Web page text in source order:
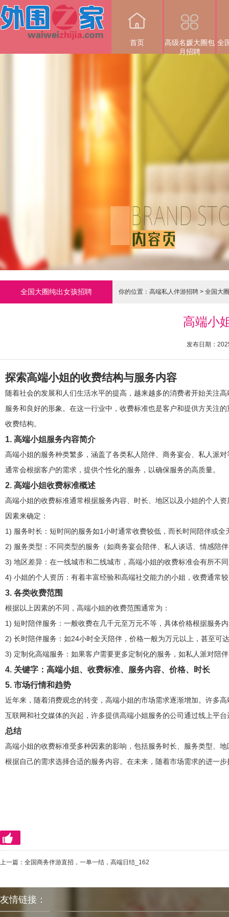
首页
高级名媛大圈包
月招聘
全
全国大圈纯出女孩招聘 你的位置： 高端私人伴游招聘 > 全国大
高端小
发布日期：
探索高端小姐的收费结构与服务内容
随着社会的发展和人们生活水平的提高，越来越多的消费者开始关注
服务和良好的形象。在这一行业中，收费标准也是客户和提供方关注
收费结构。
1. 高端小姐服务内容简介
高端小姐的服务种类繁多，涵盖了各类私人陪伴、商务宴会、私人派
通常会根据客户的需求，提供个性化的服务，以确保服务的高质量。
2. 高端小姐收费标准概述
高端小姐的收费标准通常根据服务内容、时长、地区以及小姐的个人
因素来确定：
1) 服务时长：短时间的服务如1小时通常收费较低，而长时间陪伴或全
2) 服务类型：不同类型的服务（如商务宴会陪伴、私人谈话、情感陪
3) 地区差异：在一线城市和二线城市，高端小姐的收费标准会有所不
4) 小姐的个人资历：有着丰富经验和高端社交能力的小姐，收费通常
3. 各类收费范围
根据以上因素的不同，高端小姐的收费范围通常为：
1) 短时陪伴服务：一般收费在几千元至万元不等，具体价格根据服务
2) 长时陪伴服务：如24小时全天陪伴，价格一般为万元以上，甚至可
3) 定制化高端服务：如果客户需要更多定制化的服务，如私人派对陪
4. 关键字：高端小姐、收费标准、服务内容、价格、时长
5. 市场行情和趋势
近年来，随着消费观念的转变，高端小姐的市场需求逐渐增加。许多
互联网和社交媒体的兴起，许多提供高端小姐服务的公司通过线上平
总结
高端小姐的收费标准受多种因素的影响，包括服务时长、服务类型、
根据自己的需求选择合适的服务内容。在未来，随着市场需求的进一
上一篇： 全国商务伴游直招，一单一结，高端日结_162
友情链接：